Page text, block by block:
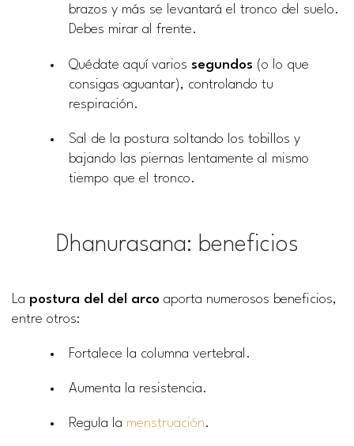
brazos y más se levantará el tronco del suelo.
Debes mirar al frente.
Quédate aquí varios segundos (o lo que
consigas aguantar), controlando tu
respiración.
Sal de la postura soltando los tobillos y
bajando las piernas lentamente al mismo
tiempo que el tronco.
Dhanurasana: beneficios
La postura del del arco aporta numerosos beneficios,
entre otros:
Fortalece la columna vertebral.
Aumenta la resistencia.
Regula la menstruación.